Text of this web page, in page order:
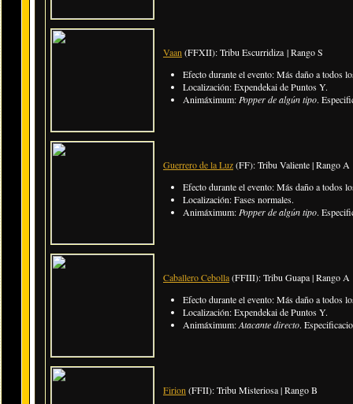
Vaan (FFXII): Tribu Escurridiza | Rango S
Efecto durante el evento:Más daño a todos
Localización: Expendekai de Puntos Y.
Animáximum: Popper de algún tipo.
Guerrero de la Luz(FF): Tribu Valiente | Rango A
Efecto durante el evento:Más daño a todos
Localización: Fases normales.
Animáximum: Popper de algún tipo.
Caballero Cebolla(FFIII): Tribu Guapa | Rango A
Efecto durante el evento:Más daño a todos
Localización: Expendekai de Puntos Y.
Animáximum:Atacante directo.
Firion (FFII): Tribu Misteriosa | Rango B